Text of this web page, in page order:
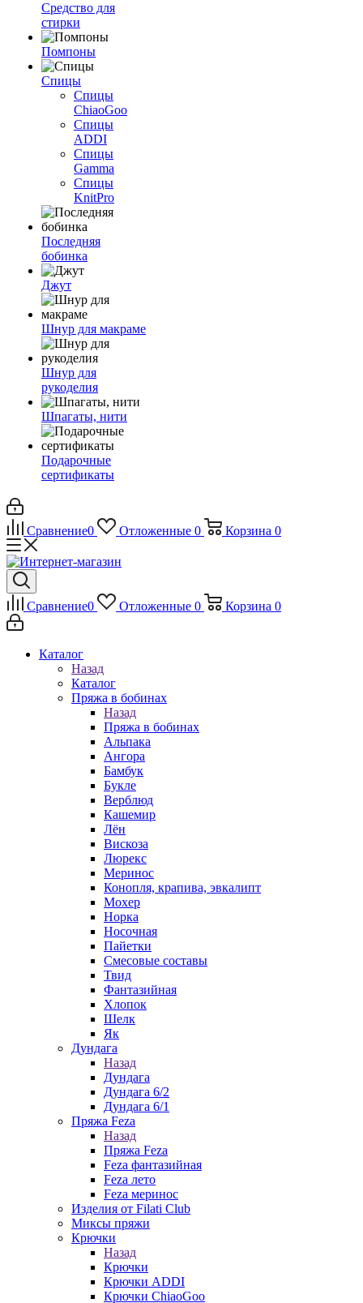
Средство для
стирки
Помпоны
Спицы
Спицы
ChiaoGoo
Спицы
ADDI
Спицы
Gamma
Спицы
KnitPro
Последняя
бобинка
Джут
Шнур для макраме
Шнур для
рукоделия
Шпагаты, нити
Подарочные
сертификаты
Сравнение0 Отложенные 0 Корзина 0
Сравнение0 Отложенные 0 Корзина 0
Каталог
Назад
Каталог
Пряжа в бобинах
Назад
Пряжа в бобинах
Альпака
Ангора
Бамбук
Букле
Верблюд
Кашемир
Лён
Вискоза
Люрекс
Меринос
Конопля, крапива, эвкалипт
Мохер
Норка
Носочная
Пайетки
Смесовые составы
Твид
Фантазийная
Хлопок
Шелк
Як
Дундага
Назад
Дундага
Дундага 6/2
Дундага 6/1
Пряжа Feza
Назад
Пряжа Feza
Feza фантазийная
Feza лето
Feza меринос
Изделия от Filati Club
Миксы пряжи
Крючки
Назад
Крючки
Крючки ADDI
Крючки ChiaoGoo